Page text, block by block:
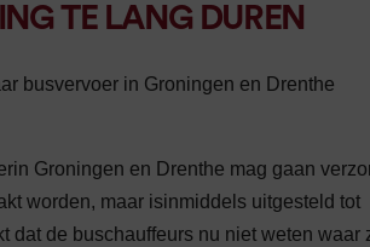
TE LANG DUREN
busvervoer in Groningen en Drenthe
Groningen en Drenthe mag gaan
worden, maar isinmiddels uitgesteld tot
dat de buschauffeurs nu niet weten waar